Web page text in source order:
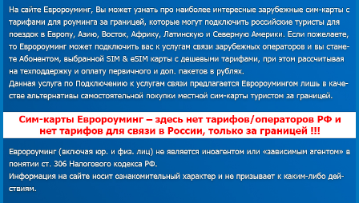
только на билетах, жилье, но и на
питании, и при этом не ущемлять
себя, и получать новые впечатления,
в том числе от необычных и
недорогих блюд. Желаем больше
путешествовать и получать кайф от
жизни.